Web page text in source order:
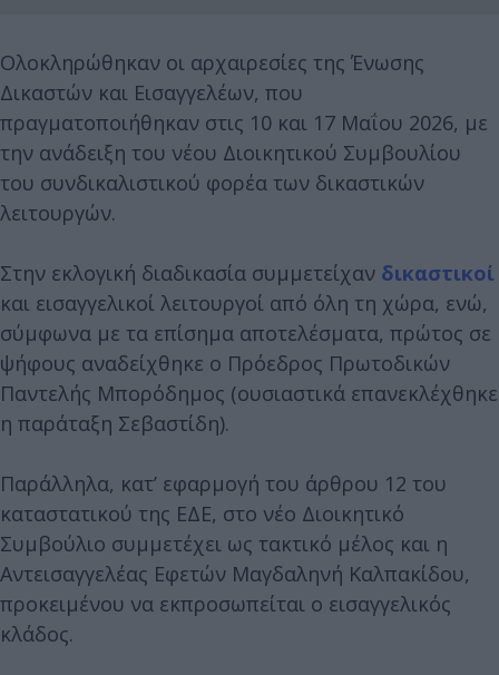
Ολοκληρώθηκαν οι αρχαιρεσίες της Ένωσης
Δικαστών και Εισαγγελέων, που
πραγματοποιήθηκαν στις 10 και 17 Μαΐου 2026, με
την ανάδειξη του νέου Διοικητικού Συμβουλίου
του συνδικαλιστικού φορέα των δικαστικών
λειτουργών.
Στην εκλογική διαδικασία συμμετείχαν δικαστικοί
και εισαγγελικοί λειτουργοί από όλη τη χώρα, ενώ,
σύμφωνα με τα επίσημα αποτελέσματα, πρώτος σε
ψήφους αναδείχθηκε ο Πρόεδρος Πρωτοδικών
Παντελής Μπορόδημος (ουσιαστικά επανεκλέχθηκε
η παράταξη Σεβαστίδη).
Παράλληλα, κατ’ εφαρμογή του άρθρου 12 του
καταστατικού της ΕΔΕ, στο νέο Διοικητικό
Συμβούλιο συμμετέχει ως τακτικό μέλος και η
Αντεισαγγελέας Εφετών Μαγδαληνή Καλπακίδου,
προκειμένου να εκπροσωπείται ο εισαγγελικός
κλάδος.